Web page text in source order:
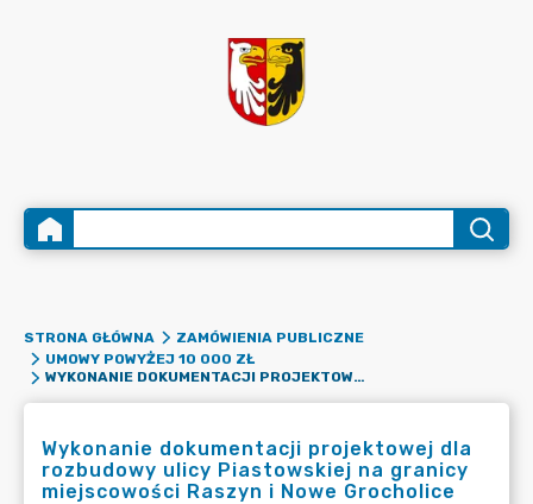
STRONA GŁÓWNA
ZAMÓWIENIA PUBLICZNE
UMOWY POWYŻEJ 10 000 ZŁ
WYKONANIE DOKUMENTACJI PROJEKTOWEJ DLA ROZBUDOWY ULICY PIASTOWSKIEJ NA GRANICY MIEJSCOWOŚCI RASZYN I NOWE GROCHOLICE
Wykonanie dokumentacji projektowej dla
rozbudowy ulicy Piastowskiej na granicy
miejscowości Raszyn i Nowe Grocholice